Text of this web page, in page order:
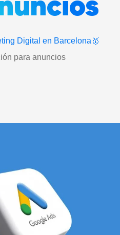
Digital en Barcelona🥇
para anuncios